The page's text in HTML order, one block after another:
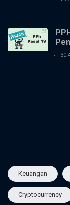
30
Keuangan
Cryptocurrency